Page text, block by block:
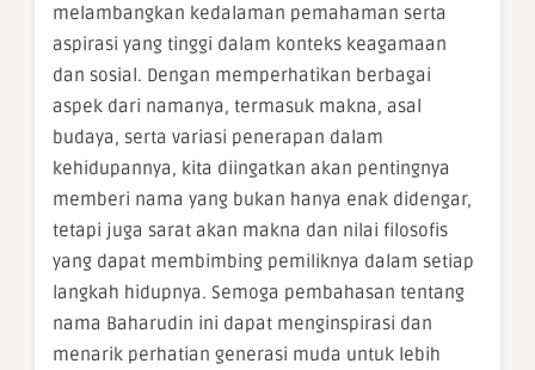
melambangkan kedalaman pemahaman serta
aspirasi yang tinggi dalam konteks keagamaan
dan sosial. Dengan memperhatikan berbagai
aspek dari namanya, termasuk makna, asal
budaya, serta variasi penerapan dalam
kehidupannya, kita diingatkan akan pentingnya
memberi nama yang bukan hanya enak didengar,
tetapi juga sarat akan makna dan nilai filosofis
yang dapat membimbing pemiliknya dalam setiap
langkah hidupnya. Semoga pembahasan tentang
nama Baharudin ini dapat menginspirasi dan
menarik perhatian generasi muda untuk lebih